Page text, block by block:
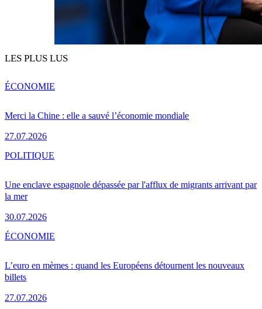
LES PLUS LUS
Merci la Chine : elle a sauvé l’économie mondiale
27.07.2026
ÉCONOMIE
Une enclave espagnole dépassée par l'afflux de migrants arrivant par
la mer
30.07.2026
POLITIQUE
L’euro en mèmes : quand les Européens détournent les nouveaux
billets
27.07.2026
ÉCONOMIE